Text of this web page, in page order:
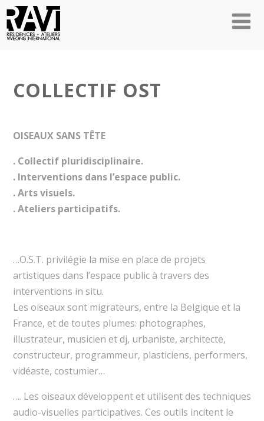
COLLECTIF OST
OISEAUX SANS TÊTE
. Collectif pluridisciplinaire.
. Interventions dans l’espace public.
. Arts visuels.
. Ateliers participatifs.
…O.S.T. privilégie la mise en place de projets
artistiques dans l’espace public à travers des
interventions in situ.
Les oiseaux sont migrateurs, entre la Belgique et la
France, et de toutes plumes: photographes,
illustrateur, musicien et dj, urbaniste, architecte,
constructeur, programmeur, plasticiens, performers,
vidéaste, costumier…
…. Les oiseaux développent et utilisent des techniques
audio-visuelles participatives. Ces outils incitent le